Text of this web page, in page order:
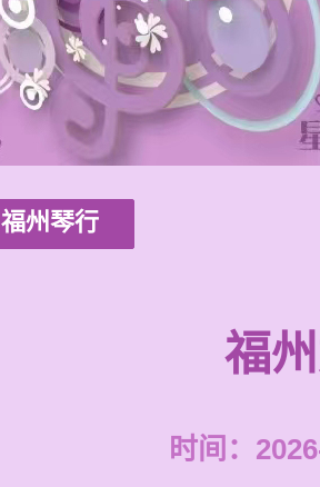
福州琴行
福
时间：